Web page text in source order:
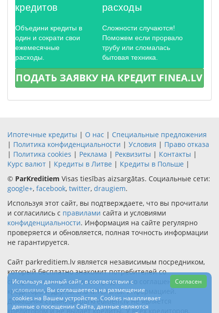
кредитов
Объедини кредиты в
один и сократи свои
ежемесячные
расходы.
расходы
Сложности случаются!
Поможем если прорвало
трубу или сломалась
бытовая техника.
ПОДАТЬ ЗАЯВКУ НА КРЕДИТ FINEA.LV
Ипотечные кредиты | О нас | Специальные предложения
| Политика конфиденциальности | Условия | Право отказа
| Политика cookies | Реклама | Реквизиты | Контакты |
Курс валют | Кредиты в Литве | Кредиты в Польше |
© ParKreditiem Visas tiesības aizsargātas. Социальные сети:
google+, facebook, twitter, draugiem.
Используя этот сайт, вы подтверждаете, что вы прочитали
и согласились с правилами сайта и условиями
конфиденциальности. Информация на сайте регулярно
проверяется и обновляется, полная точность информации
не гарантируется.
Сайт parkreditiem.lv является независимым посредником,
который бесплатно знакомит потребителей со
специальными условиями кредитного соглашения
кредитора и другой значительной информацией.
Домашняя страница parkreditiem.lv не является
кредитором и не выдает кредиты. У всех кредиторов,
Используя данный сайт, в соответствии с
условиями, Вы соглашаетесь на размещение
cookies на Вашем устройстве. Сookies накапливает
данные о посещении Сайта, данные являются
Согласен